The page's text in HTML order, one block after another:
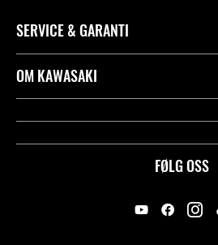
FØLG OSS
SERVICE & GARANTI
Garanti
Kontakt oss
OM KAWASAKI
Firma